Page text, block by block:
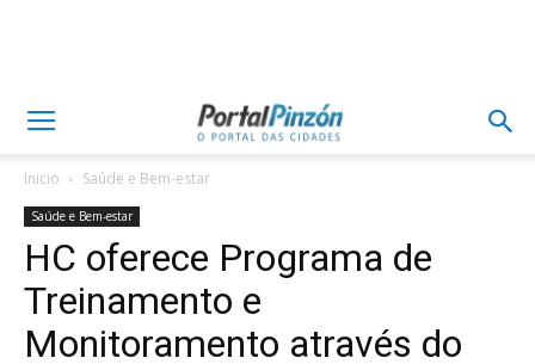
Inicio Saúde e Bem-estar
Saúde e Bem-estar
HC oferece Programa de
Treinamento e
Monitoramento através do